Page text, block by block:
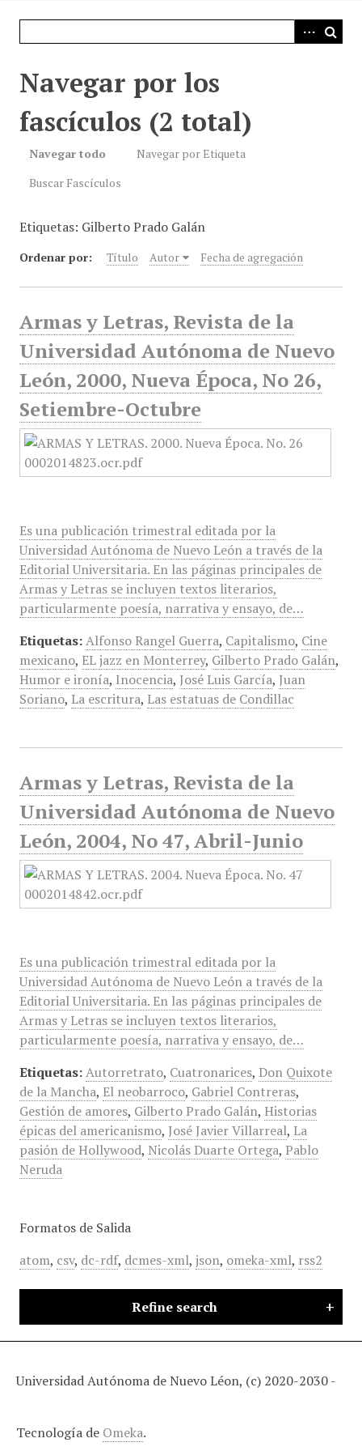
Navegar por los
fascículos (2 total)
Navegar todo
Navegar por Etiqueta
Buscar Fascículos
Etiquetas: Gilberto Prado Galán
Ordenar por: Título Autor Fecha de agregación
Armas y Letras, Revista de la
Universidad Autónoma de Nuevo
León, 2000, Nueva Época, No 26,
Setiembre-Octubre
Es una publicación trimestral editada por la
Universidad Autónoma de Nuevo León a través de la
Editorial Universitaria. En las páginas principales de
Armas y Letras se incluyen textos literarios,
particularmente poesía, narrativa y ensayo, de…
Etiquetas: Alfonso Rangel Guerra, Capitalismo, Cine
mexicano, EL jazz en Monterrey, Gilberto Prado Galán,
Humor e ironía, Inocencia, José Luis García, Juan
Soriano, La escritura, Las estatuas de Condillac
Armas y Letras, Revista de la
Universidad Autónoma de Nuevo
León, 2004, No 47, Abril-Junio
Es una publicación trimestral editada por la
Universidad Autónoma de Nuevo León a través de la
Editorial Universitaria. En las páginas principales de
Armas y Letras se incluyen textos literarios,
particularmente poesía, narrativa y ensayo, de…
Etiquetas: Autorretrato, Cuatronarices, Don Quixote
de la Mancha, El neobarroco, Gabriel Contreras,
Gestión de amores, Gilberto Prado Galán, Historias
épicas del americanismo, José Javier Villarreal, La
pasión de Hollywood, Nicolás Duarte Ortega, Pablo
Neruda
Formatos de Salida
atom, csv, dc-rdf, dcmes-xml, json, omeka-xml, rss2
Refine search
Universidad Autónoma de Nuevo Léon, (c) 2020-2030 -
Tecnología de Omeka.